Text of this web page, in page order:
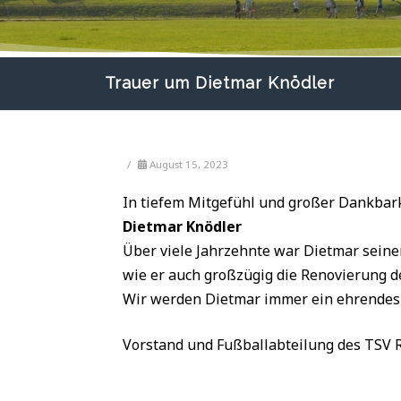
Trauer um Dietmar Knödler
/ August 15, 2023
In tiefem Mitgefühl und großer
Dietmar Knödler
Über viele Jahrzehnte war Dietmar
wie er auch großzügig die Renovierung
Wir werden Dietmar immer ein
Vorstand und Fußballabteilung des TSV